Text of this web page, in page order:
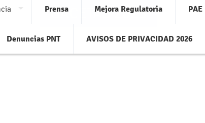
Prensa Mejora Regulatoria PAE
Denuncias PNT AVISOS DE PRIVACIDAD 2026
GACETAS 2025